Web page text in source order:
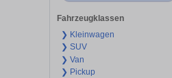
Fahrzeugklassen
❯ Kleinwagen
❯ SUV
❯ Van
❯ Pickup